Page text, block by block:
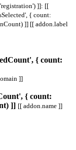
]]: [[
{ count:
]] [[ addon.label
{ count:
]]
{ count:
]] [[ addon.name ]]